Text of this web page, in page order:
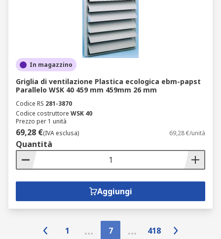
In magazzino
Griglia di ventilazione Plastica ecologica ebm-papst
Parallelo WSK 40 459 mm 459mm 26 mm
Codice RS 281-3870
Codice costruttore WSK 40
Prezzo per 1 unità
69,28 €(IVA esclusa) 69,28 €/unità
Quantità
Aggiungi
1 7
418